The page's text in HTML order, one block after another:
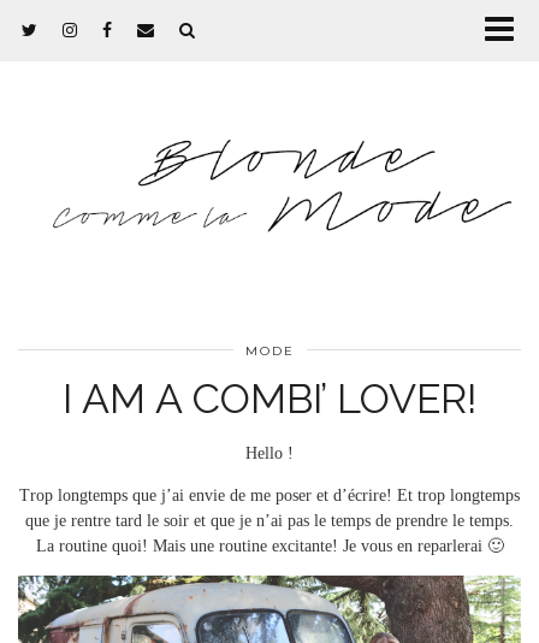
MODE
I AM A COMBI’ LOVER!
Hello !
Trop longtemps que j’ai envie de me poser et d’écrire! Et trop longtemps
que je rentre tard le soir et que je n’ai pas le temps de prendre le temps.
La routine quoi! Mais une routine excitante! Je vous en reparlerai 🙂